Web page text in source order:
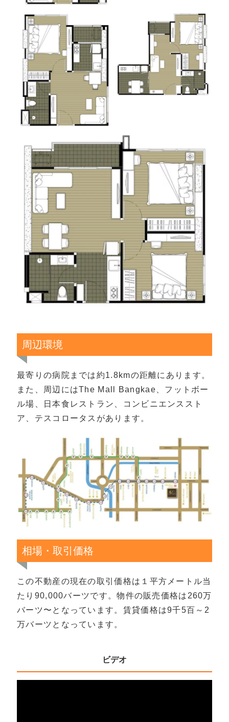
周辺環境
最寄りの病院までは約1.8kmの距離にあります。
また、周辺にはThe Mall Bangkae、フットボー
ル場、日本食レストラン、コンビニエンススト
ア、テスコロータスがあります。
相場・取引価格
この不動産の現在の取引価格は１平方メートル当
たり90,000バーツです。物件の販売価格は260万
バーツ〜となっています。賃貸価格は9千5百～2
万バーツとなっています。
ビデオ